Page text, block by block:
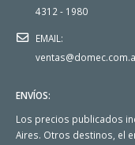
4312 - 1980
EMAIL:
ENVÍOS:
Los precios publicados
Aires. Otros destinos, el